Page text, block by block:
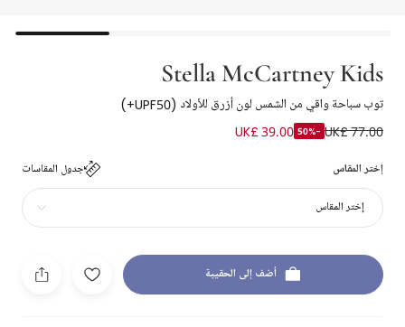
Stella McCartney Kids
توب سباحة واقي من الشمس لون أزرق للأولاد (UPF50+)
UK£ 77.00
-50%
UK£ 39.00
إختر المقاس جدول المقاسات
إختر المقاس
أضف إلى الحقيبة